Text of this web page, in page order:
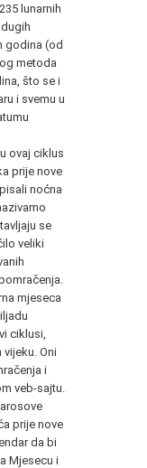
lunarnih
godina (od
metoda
što se i
i svemu u
ovaj ciklus
prije nove
noćna
se
veliki
mjeseca
ciklusi,
Oni
i
veb-sajtu.
prije nove
da bi
Mjesecu i